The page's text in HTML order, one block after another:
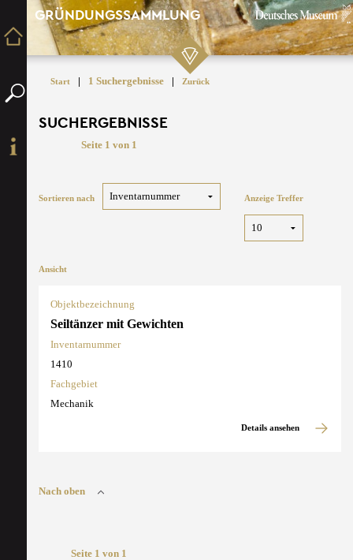
GRÜNDUNGSSAMMLUNG
Start | 1 Suchergebnisse | Zurück
SUCHERGEBNISSE
Seite 1 von 1
Sortieren nach Anzeige Treffer
Ansicht
Objektbezeichnung
Seiltänzer mit Gewichten
Inventarnummer
1410
Fachgebiet
Mechanik
Details ansehen
Nach oben
Seite 1 von 1